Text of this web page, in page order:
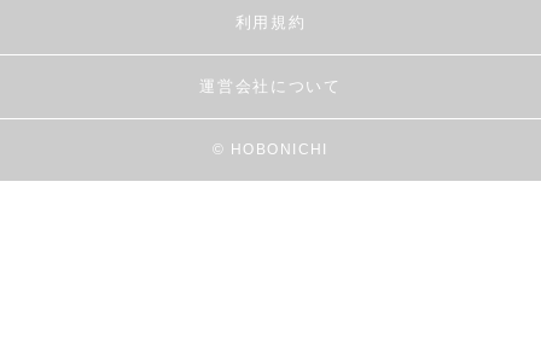
利用規約
運営会社について
© HOBONICHI